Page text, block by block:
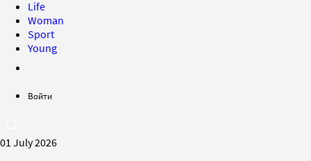
Life
Woman
Sport
Young
Войти
01 July 2026